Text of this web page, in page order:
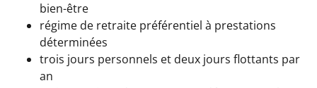
bien-être
régime de retraite préférentiel à prestations
déterminées
trois jours personnels et deux jours flottants par
an